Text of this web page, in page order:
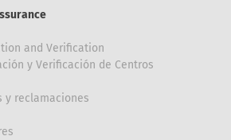
and Verification
y Verificación de Centros
y reclamaciones